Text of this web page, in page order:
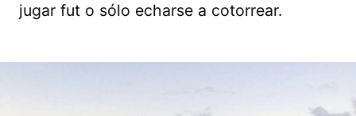
jugar fut o sólo echarse a cotorrear.